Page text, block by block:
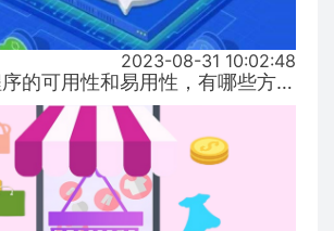
2023-08-31 10:02:48
如何提升小程序的可用性和易用性，有哪些方式！...